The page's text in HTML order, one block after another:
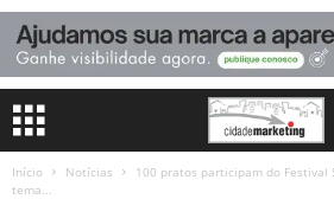
Início Notícias
100 pratos participam do Festival
tema...